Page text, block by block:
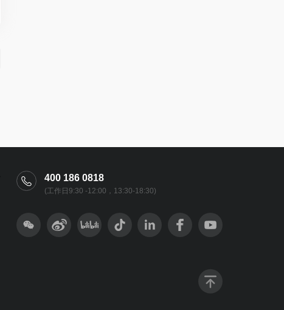
400 186 0818
(工作日9:30 -12:00，13:30-18:30)